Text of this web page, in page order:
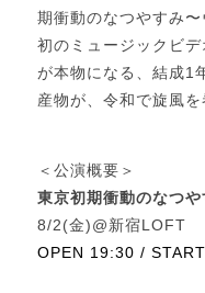
期衝動のなつやすみ〜
初のミュージックビ
が本物になる、結成1
産物が、令和で旋風を
＜公演概要＞
東京初期衝動のなつ
8/2(金)@新宿LOFT
OPEN 19:30 /